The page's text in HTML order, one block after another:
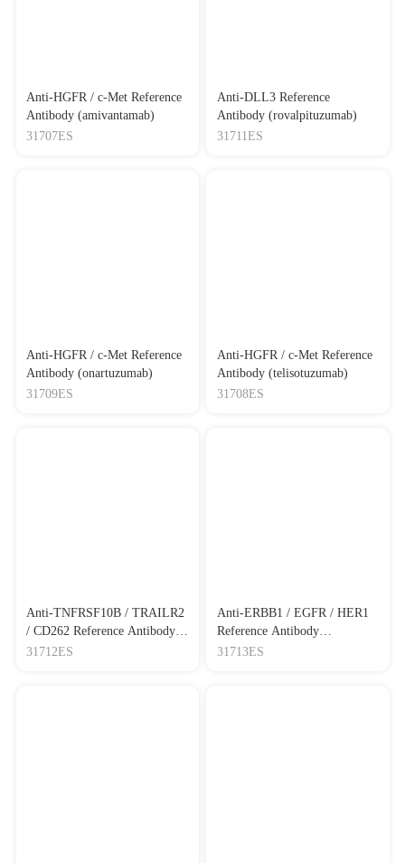
Anti-HGFR / c-Met Reference
Antibody (amivantamab)
31707ES
Anti-DLL3 Reference
Antibody (rovalpituzumab)
31711ES
Anti-HGFR / c-Met Reference
Antibody (onartuzumab)
31709ES
Anti-HGFR / c-Met Reference
Antibody (telisotuzumab)
31708ES
Anti-TNFRSF10B / TRAILR2
/ CD262 Reference Antibody
(conatumumab)
31712ES
Anti-ERBB1 / EGFR / HER1
Reference Antibody
(cetuximab)
31713ES